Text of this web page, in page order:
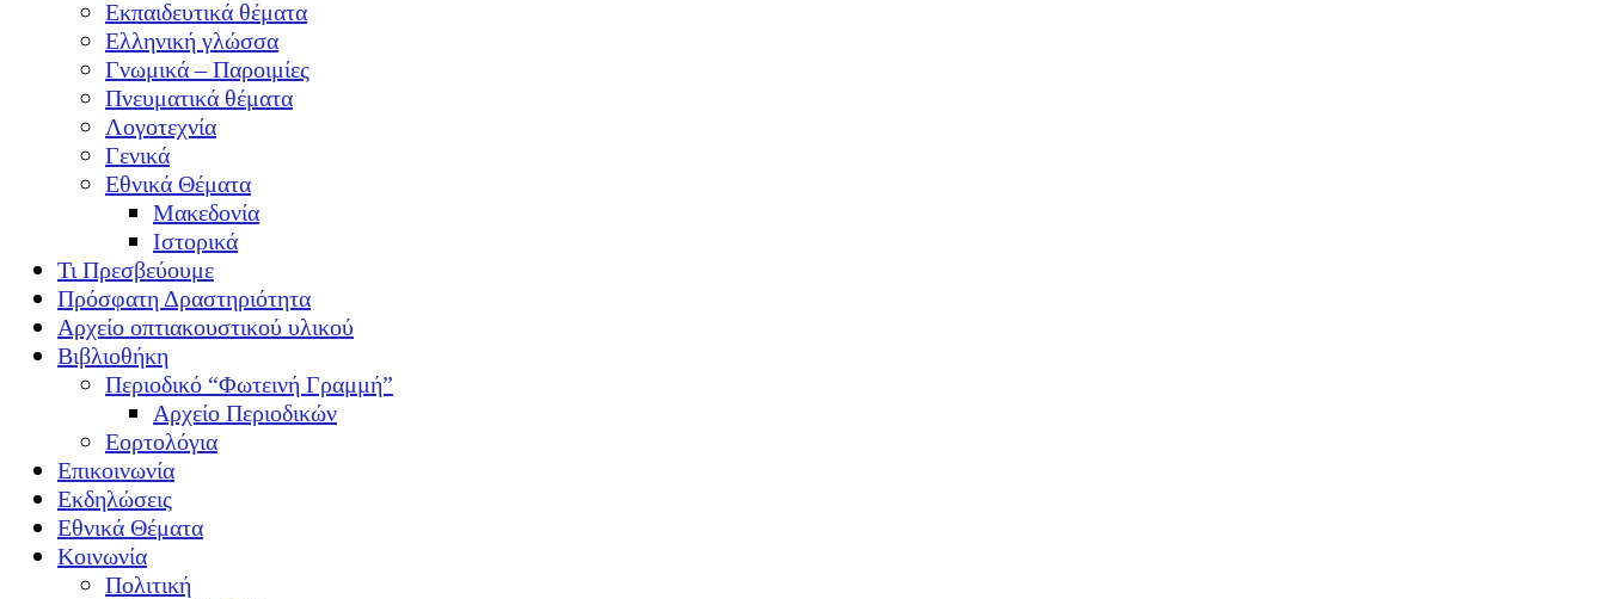
Εκπαιδευτικά θέματα
Ελληνική γλώσσα
Γνωμικά – Παροιμίες
Πνευματικά θέματα
Λογοτεχνία
Γενικά
Εθνικά Θέματα
Μακεδονία
Ιστορικά
Τι Πρεσβεύουμε
Πρόσφατη Δραστηριότητα
Αρχείο οπτιακουστικού υλικού
Βιβλιοθήκη
Περιοδικό “Φωτεινή Γραμμή”
Αρχείο Περιοδικών
Εορτολόγια
Επικοινωνία
Εκδηλώσεις
Εθνικά Θέματα
Κοινωνία
Πολιτική